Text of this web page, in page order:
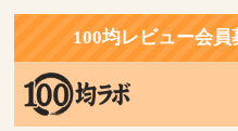
100均レビュー会員